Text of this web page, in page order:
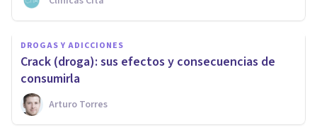
DROGAS Y ADICCIONES
Crack (droga): sus efectos y consecuencias de
consumirla
Arturo Torres